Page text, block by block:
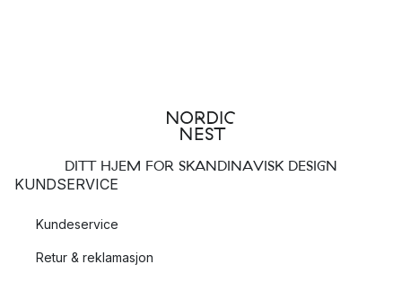
DITT HJEM FOR SKANDINAVISK DESIGN
KUNDSERVICE
Kundeservice
Retur & reklamasjon